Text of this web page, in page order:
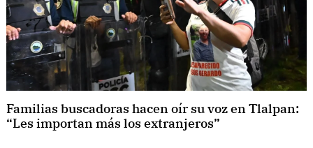
Familias buscadoras hacen oír su voz en Tlalpan:
“Les importan más los extranjeros”